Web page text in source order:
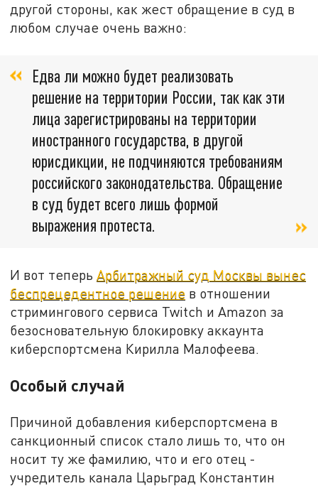
другой стороны, как жест обращение в суд в
любом случае очень важно:
Едва ли можно будет реализовать
решение на территории России, так как эти
лица зарегистрированы на территории
иностранного государства, в другой
юрисдикции, не подчиняются требованиям
российского законодательства. Обращение
в суд будет всего лишь формой
выражения протеста.
И вот теперьАрбитражный суд Москвы вынес
беспрецедентное решение в отношении
стримингового сервиса Twitch и Amazon за
безосновательную блокировку аккаунта
киберспортсмена Кирилла Малофеева.
Особый случай
Причиной добавления киберспортсмена в
санкционный список стало лишь то, что он
носит ту же фамилию, что и его отец -
учредитель канала Царьград Константин